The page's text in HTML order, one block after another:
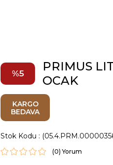
5
PRIMUS
OCAK
KARGO
BEDAVA
Stok Kodu
(0)